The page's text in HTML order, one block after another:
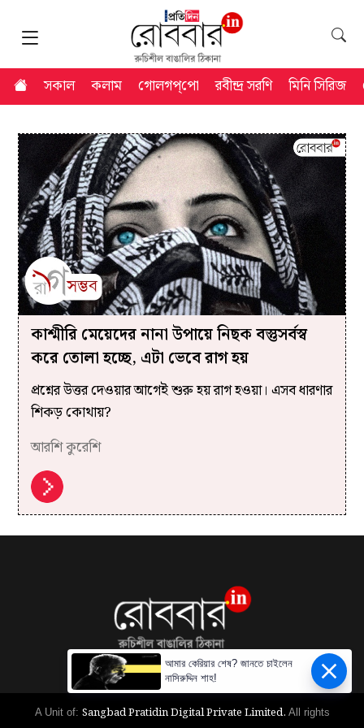
সকাল কলাম গোলগপ্‌পো রবীন্দ্র সরণি মিনি সিরিজ
কাশ্মীরি মেয়েদের নানা উপায়ে নিছক বস্তুসর্বস্ব
করে তোলা হচ্ছে, এটা ভেবে রাগ হয়
প্রশ্নের উত্তর দেওয়ার আগেই শুরু হয় রাগ হওয়া। এসব ধারণার
শিকড় কোথায়?
আরশি কুরেশি
A Unit of: Sangbad Pratidin Digital Private Limited. All rights
আমার কেরিয়ার শেষ? জানতে চাইলেন
নাসিরুদ্দিন শাহ!